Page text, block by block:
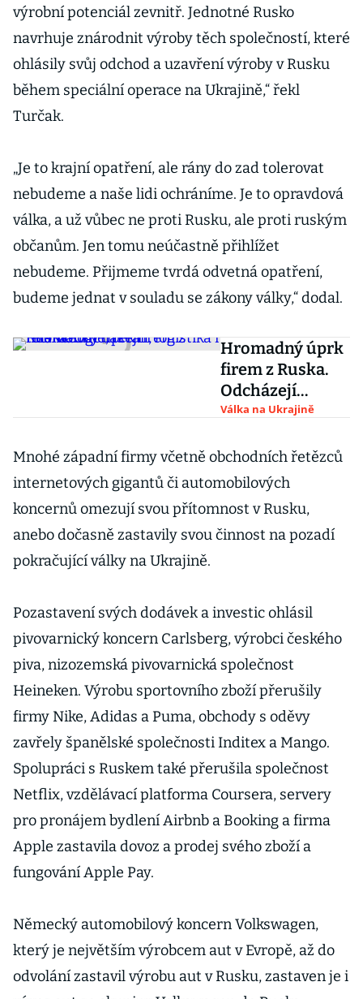
výrobní potenciál zevnitř. Jednotné Rusko
navrhuje znárodnit výroby těch společností, které
ohlásily svůj odchod a uzavření výroby v Rusku
během speciální operace na Ukrajině,“ řekl
Turčak.
„Je to krajní opatření, ale rány do zad tolerovat
nebudeme a naše lidi ochráníme. Je to opravdová
válka, a už vůbec ne proti Rusku, ale proti ruským
občanům. Jen tomu neúčastně přihlížet
nebudeme. Přijmeme tvrdá odvetná opatření,
budeme jednat v souladu se zákony války,“ dodal.
Hromadný úprk
firem z Ruska.
Odcházejí
technologie,
finance
Válka na Ukrajině
Mnohé západní firmy včetně obchodních řetězců
internetových gigantů či automobilových
koncernů omezují svou přítomnost v Rusku,
anebo dočasně zastavily svou činnost na pozadí
pokračující války na Ukrajině.
Pozastavení svých dodávek a investic ohlásil
pivovarnický koncern Carlsberg, výrobci českého
piva, nizozemská pivovarnická společnost
Heineken. Výrobu sportovního zboží přerušily
firmy Nike, Adidas a Puma, obchody s oděvy
zavřely španělské společnosti Inditex a Mango.
Spolupráci s Ruskem také přerušila společnost
Netflix, vzdělávací platforma Coursera, servery
pro pronájem bydlení Airbnb a Booking а firma
Apple zastavila dovoz a prodej svého zboží a
fungování Apple Pay.
Německý automobilový koncern Volkswagen,
který je největším výrobcem aut v Evropě, až do
odvolání zastavil výrobu aut v Rusku, zastaven je i